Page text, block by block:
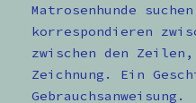
Matrosenhunde
korrespondieren
zwischen den
Zeichnung. Ein
Gebrauchsanweisung.